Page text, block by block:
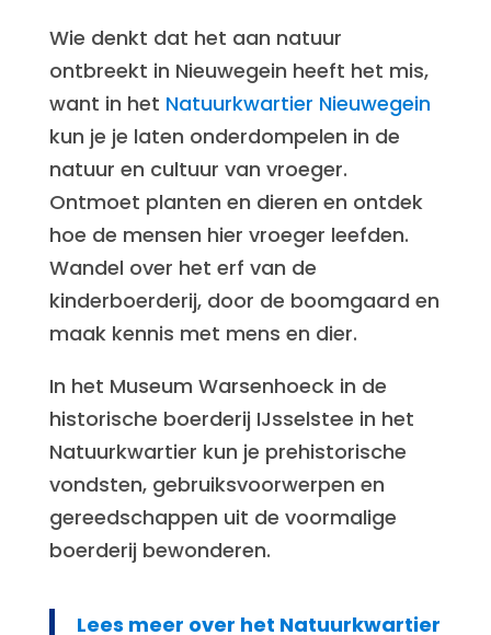
Wie denkt dat het aan natuur
ontbreekt in Nieuwegein heeft het mis,
want in het Natuurkwartier Nieuwegein
kun je je laten onderdompelen in de
natuur en cultuur van vroeger.
Ontmoet planten en dieren en ontdek
hoe de mensen hier vroeger leefden.
Wandel over het erf van de
kinderboerderij, door de boomgaard en
maak kennis met mens en dier.
In het Museum Warsenhoeck in de
historische boerderij IJsselstee in het
Natuurkwartier kun je prehistorische
vondsten, gebruiksvoorwerpen en
gereedschappen uit de voormalige
boerderij bewonderen.
Lees meer over het Natuurkwartier